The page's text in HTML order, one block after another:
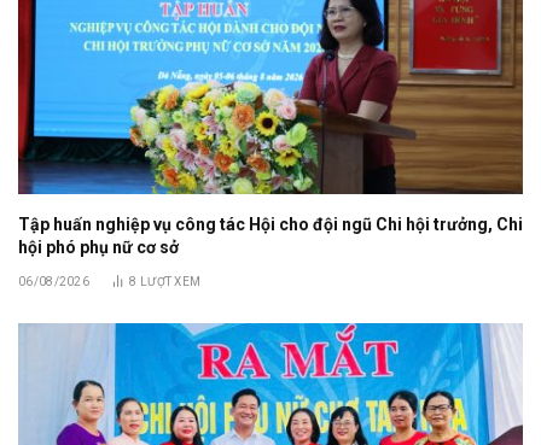
Tập huấn nghiệp vụ công tác Hội cho đội ngũ Chi hội trưởng, Chi
hội phó phụ nữ cơ sở
06/08/2026 8 LƯỢT XEM